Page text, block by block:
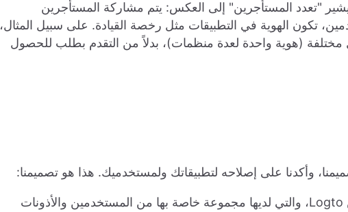
"تعدد المستأجرين" إلى العكس: يتم مشاركة المستأجرين
تكون الهوية في التطبيقات مثل رخصة القيادة. على سبيل المثال،
مختلفة (هوية واحدة لعدة منظمات)، بدلاً من التقدم بطلب للحصول
كحالة واحدة من Logto، والتي لديها مجموعة خاصة بها من المستخدمين والأذونات